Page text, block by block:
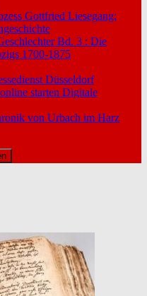
Gottfried Liesegang:
Bd. 3 : Die
1700-1875
Düsseldorf
starten Digitale
von Urbach im Harz